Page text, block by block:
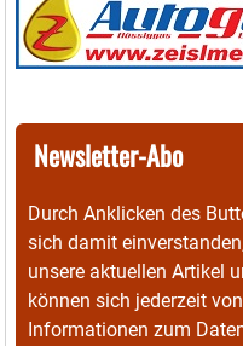
Newsletter-Abo
Durch Anklicken des
sich damit
unsere aktuellen Artikel
können sich jederzeit
Informationen zum